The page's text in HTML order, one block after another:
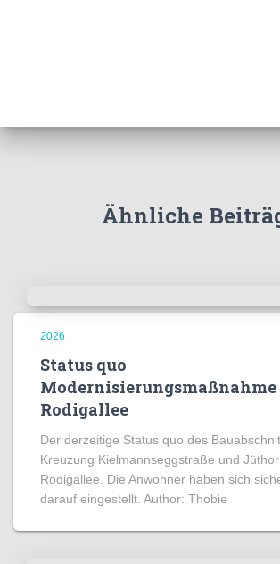
Ähnliche
2026
Status quo
Modernisierungsmaßnahme
Rodigallee
Der derzeitige Status quo des
Kreuzung Kielmannseggstraße und
Rodigallee. Die Anwohner haben sich
darauf eingestellt. Author: Thobie